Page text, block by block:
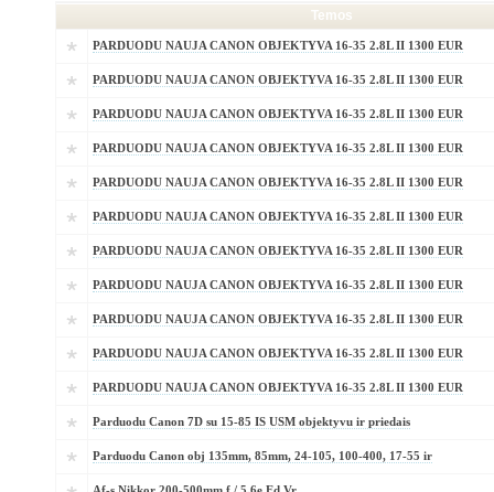
Temos
PARDUODU NAUJA CANON OBJEKTYVA 16-35 2.8L II 1300 EUR
PARDUODU NAUJA CANON OBJEKTYVA 16-35 2.8L II 1300 EUR
PARDUODU NAUJA CANON OBJEKTYVA 16-35 2.8L II 1300 EUR
PARDUODU NAUJA CANON OBJEKTYVA 16-35 2.8L II 1300 EUR
PARDUODU NAUJA CANON OBJEKTYVA 16-35 2.8L II 1300 EUR
PARDUODU NAUJA CANON OBJEKTYVA 16-35 2.8L II 1300 EUR
PARDUODU NAUJA CANON OBJEKTYVA 16-35 2.8L II 1300 EUR
PARDUODU NAUJA CANON OBJEKTYVA 16-35 2.8L II 1300 EUR
PARDUODU NAUJA CANON OBJEKTYVA 16-35 2.8L II 1300 EUR
PARDUODU NAUJA CANON OBJEKTYVA 16-35 2.8L II 1300 EUR
PARDUODU NAUJA CANON OBJEKTYVA 16-35 2.8L II 1300 EUR
Parduodu Canon 7D su 15-85 IS USM objektyvu ir priedais
Parduodu Canon obj 135mm, 85mm, 24-105, 100-400, 17-55 ir